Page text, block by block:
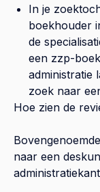
In je
boekhouder
de
een zzp-
administratie
zoek naar
Hoe zien de
naar een